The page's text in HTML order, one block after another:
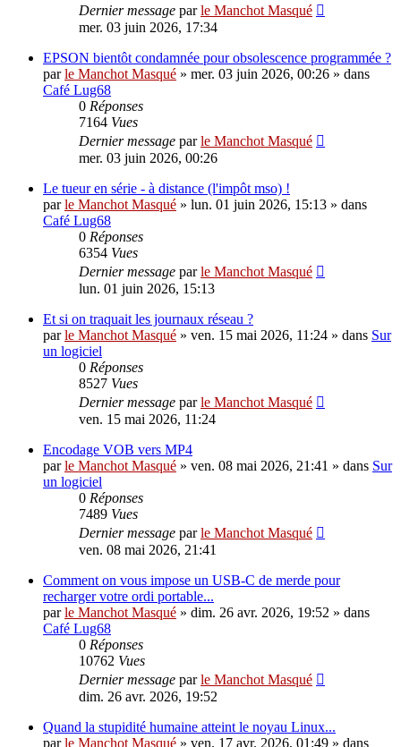
Dernier message parle Manchot Masqué
mer. 03 juin 2026, 17:34
EPSON bientôt condamnée pour obsolescence programmée ?
parle Manchot Masqué » mer. 03 juin 2026, 00:26 » dans
Café Lug68
0 Réponses
7164 Vues
Dernier message parle Manchot Masqué
mer. 03 juin 2026, 00:26
Le tueur en série - à distance (l'impôt mso) !
parle Manchot Masqué » lun. 01 juin 2026, 15:13 » dans
Café Lug68
0 Réponses
6354 Vues
Dernier message parle Manchot Masqué
lun. 01 juin 2026, 15:13
Et si on traquait les journaux réseau ?
parle Manchot Masqué » ven. 15 mai 2026, 11:24 » dans Sur
un logiciel
0 Réponses
8527 Vues
Dernier message parle Manchot Masqué
ven. 15 mai 2026, 11:24
Encodage VOB vers MP4
parle Manchot Masqué » ven. 08 mai 2026, 21:41 » dans Sur
un logiciel
0 Réponses
7489 Vues
Dernier message parle Manchot Masqué
ven. 08 mai 2026, 21:41
Comment on vous impose un USB-C de merde pour
recharger votre ordi portable...
parle Manchot Masqué » dim. 26 avr. 2026, 19:52 » dans
Café Lug68
0 Réponses
10762 Vues
Dernier message parle Manchot Masqué
dim. 26 avr. 2026, 19:52
Quand la stupidité humaine atteint le noyau Linux...
parle Manchot Masqué » ven. 17 avr. 2026, 01:49 » dans